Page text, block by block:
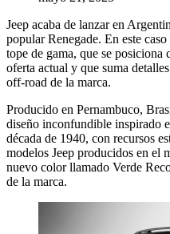
Jeep acaba de lanzar en
popular Renegade. En este
tope de gama, que se
oferta actual y que suma
off-road de la marca.
Producido en Pernambuco,
diseño inconfundible inspirado
década de 1940, con recursos
modelos Jeep producidos en el
nuevo color llamado Verde
de la marca.